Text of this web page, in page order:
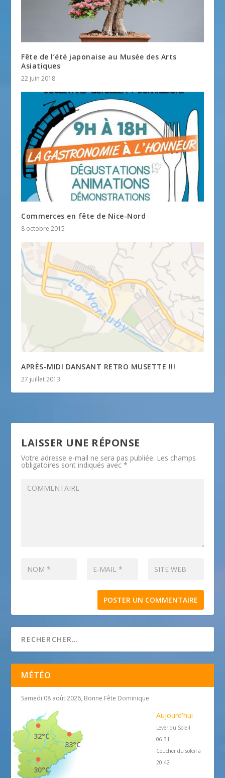
Fête de l’été japonaise au Musée des Arts
Asiatiques
22 juin 2018
Commerces en fête de Nice-Nord
8 octobre 2015
APRÈS-MIDI DANSANT RETRO MUSETTE !!!
27 juillet 2013
LAISSER UNE RÉPONSE
Votre adresse e-mail ne sera pas publiée. Les champs
obligatoires sont indiqués avec*
MÉTÉO
Samedi 08 août 2026, Bonne Fête Dominique
33°C
32°C
30°C
Aujourd'hui
Lever du Soleil
06:31
Coucher du soleil à
20:42